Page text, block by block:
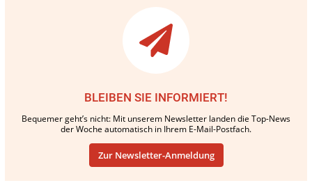
BLEIBEN SIE INFORMIERT!
Bequemer geht’s nicht: Mit unserem Newsletter landen die Top-News
der Woche automatisch in Ihrem E-Mail-Postfach.
Zur Newsletter-Anmeldung